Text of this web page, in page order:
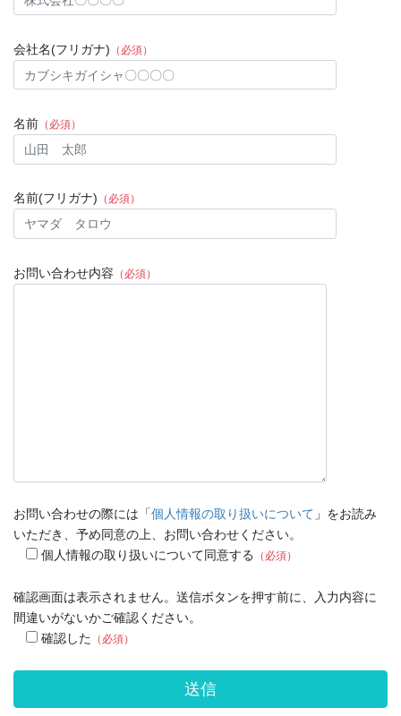
会社名(フリガナ) （必須）
名前 （必須）
名前(フリガナ) （必須）
お問い合わせ内容 （必須）
お問い合わせの際には「個人情報の取り扱いについて 」をお読み
いただき、予め同意の上、お問い合わせください。
個人情報の取り扱いについて同意する
（必須）
確認画面は表示されません。送信ボタンを押す前に、入力内容に
間違いがないかご確認ください。
確認した （必須）